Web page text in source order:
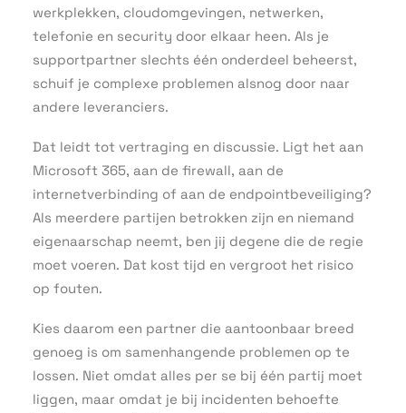
werkplekken, cloudomgevingen, netwerken,
telefonie en security door elkaar heen. Als je
supportpartner slechts één onderdeel beheerst,
schuif je complexe problemen alsnog door naar
andere leveranciers.
Dat leidt tot vertraging en discussie. Ligt het aan
Microsoft 365, aan de firewall, aan de
internetverbinding of aan de endpointbeveiliging?
Als meerdere partijen betrokken zijn en niemand
eigenaarschap neemt, ben jij degene die de regie
moet voeren. Dat kost tijd en vergroot het risico
op fouten.
Kies daarom een partner die aantoonbaar breed
genoeg is om samenhangende problemen op te
lossen. Niet omdat alles per se bij één partij moet
liggen, maar omdat je bij incidenten behoefte